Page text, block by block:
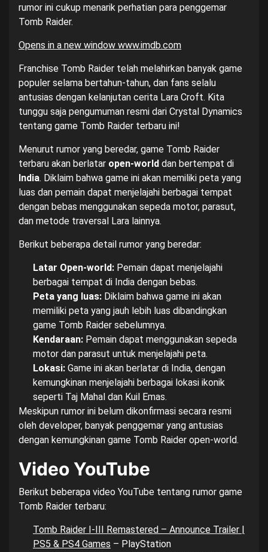
rumor ini cukup menarik perhatian para penggemar
Tomb Raider.
Opens in a new window www.imdb.com
Franchise Tomb Raider telah melahirkan banyak game
populer selama bertahun-tahun, dan fans selalu
antusias dengan kelanjutan cerita Lara Croft. Kita
tunggu saja pengumuman resmi dari Crystal Dynamics
tentang game Tomb Raider terbaru ini!
Menurut rumor yang beredar, game Tomb Raider
terbaru akan berlatar open-world dan bertempat di
India. Diklaim bahwa game ini akan memiliki peta yang
luas dan pemain dapat menjelajahi berbagai tempat
dengan bebas menggunakan sepeda motor, parasut,
dan metode traversal Lara lainnya.
Berikut beberapa detail rumor yang beredar:
Latar Open-world: Pemain dapat menjelajahi
berbagai tempat di India dengan bebas.
Peta yang luas: Diklaim bahwa game ini akan
memiliki peta yang jauh lebih luas dibandingkan
game Tomb Raider sebelumnya.
Kendaraan: Pemain dapat menggunakan sepeda
motor dan parasut untuk menjelajahi peta.
Lokasi: Game ini akan berlatar di India, dengan
kemungkinan menjelajahi berbagai lokasi ikonik
seperti Taj Mahal dan Kuil Emas.
Meskipun rumor ini belum dikonfirmasi secara resmi
oleh developer, banyak penggemar yang antusias
dengan kemungkinan game Tomb Raider open-world.
Video YouTube
Berikut beberapa video YouTube tentang rumor game
Tomb Raider terbaru:
Tomb Raider I-III Remastered – Announce Trailer |
PS5 & PS4 Games – PlayStation